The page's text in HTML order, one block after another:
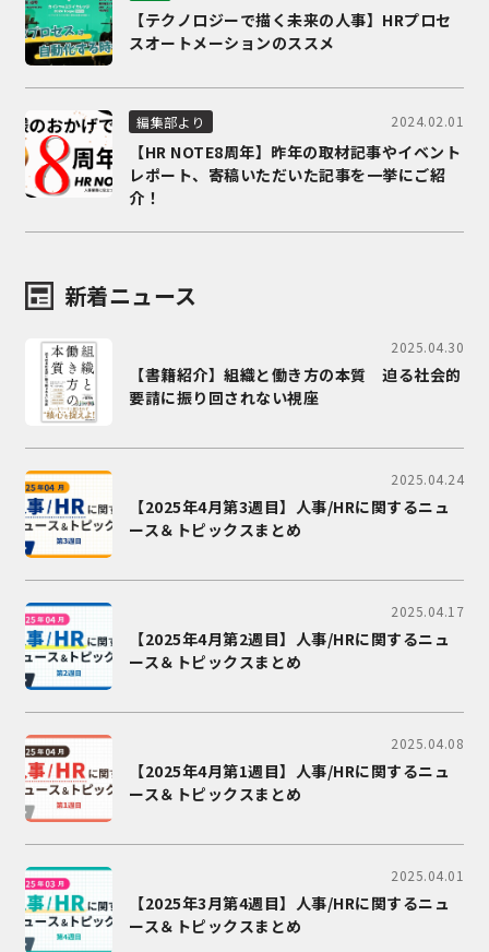
【テクノロジーで描く未来の人事】HRプロセ
スオートメーションのススメ
編集部より 2024.02.01
【HR NOTE8周年】昨年の取材記事やイベント
レポート、寄稿いただいた記事を一挙にご紹
介！
新着ニュース
2025.04.30
【書籍紹介】組織と働き方の本質 迫る社会的
要請に振り回されない視座
2025.04.24
【2025年4月第3週目】人事/HRに関するニュ
ース＆トピックスまとめ
2025.04.17
【2025年4月第2週目】人事/HRに関するニュ
ース＆トピックスまとめ
2025.04.08
【2025年4月第1週目】人事/HRに関するニュ
ース＆トピックスまとめ
2025.04.01
【2025年3月第4週目】人事/HRに関するニュ
ース＆トピックスまとめ